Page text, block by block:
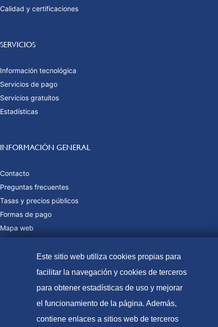
Calidad y certificaciones
SERVICIOS
Información tecnológica
Servicios de pago
Servicios gratuitos
Estadísticas
INFORMACIÓN GENERAL
Contacto
Preguntas frecuentes
Tasas y precios públicos
Formas de pago
Mapa web
© Oficina Española de Patentes y Marcas, 2023
Accesibilidad
Aviso Legal
Política de Cookies
Este sitio web utiliza cookies propias para
facilitar la navegación y cookies de terceros
para obtener estadísticas de uso y mejorar
el funcionamiento de la página. Además,
contiene enlaces a sitios web de terceros